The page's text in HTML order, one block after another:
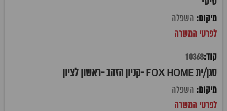
השפלה
10368
סגן/ית FOX HOME -קניון הזהב -ראשון לציון
השפלה